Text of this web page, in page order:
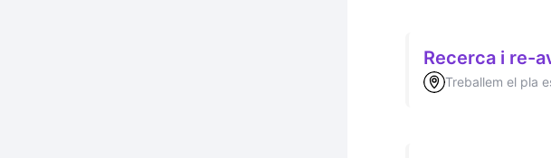
Recerca i re-
Treballem el pla